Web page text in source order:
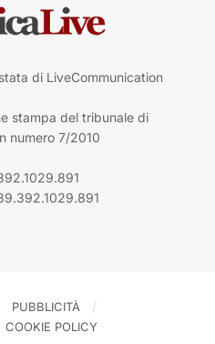
di LiveCommunication
stampa del tribunale di
numero 7/2010
PUBBLICITÀ
COOKIE POLICY